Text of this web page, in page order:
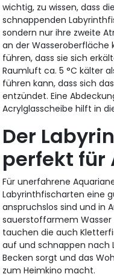
wichtig, zu wissen, dass
schnappenden
sondern nur ihre zweite
an der Wasseroberfläche
führen, dass sie sich
Raumluft ca. 5 °C kälter
führen kann, dass sich
entzündet. Eine
Acrylglasscheibe hilft in
Der
perfekt für
Für unerfahrene
Labyrinthfischarten eine
anspruchslos sind und in
sauerstoffarmem
tauchen die auch
auf und schnappen nach
Becken sorgt und das
zum Heimkino macht.